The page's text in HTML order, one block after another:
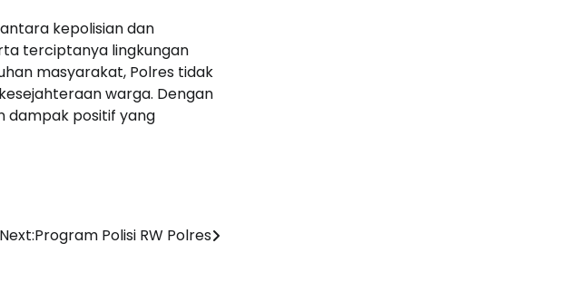
kepolisian dan
terciptanya lingkungan
masyarakat, Polres tidak
warga. Dengan
dampak positif yang
Next:Program Polisi RW Polres